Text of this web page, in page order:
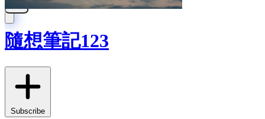
隨想筆記123
Subscribe